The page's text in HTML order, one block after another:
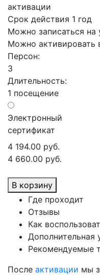
активации
Срок действия 1 год
Можно записаться на
Можно активировать
Персон:
3
Длительность:
1 посещение
Электронный
сертификат
4 194.00 руб.
4 660.00 руб.
В корзину
Где проходит
Отзывы
Как
Дополнительная
Рекомендуемые
После активации мы